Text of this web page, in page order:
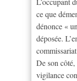
ce que
dénonce «
déposée.
De son
vigilance